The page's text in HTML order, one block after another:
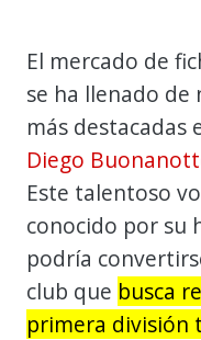
El mercado de
se ha llenado de
más destacadas
Diego
Este talentoso
conocido por su
podría
club que busca
primera división